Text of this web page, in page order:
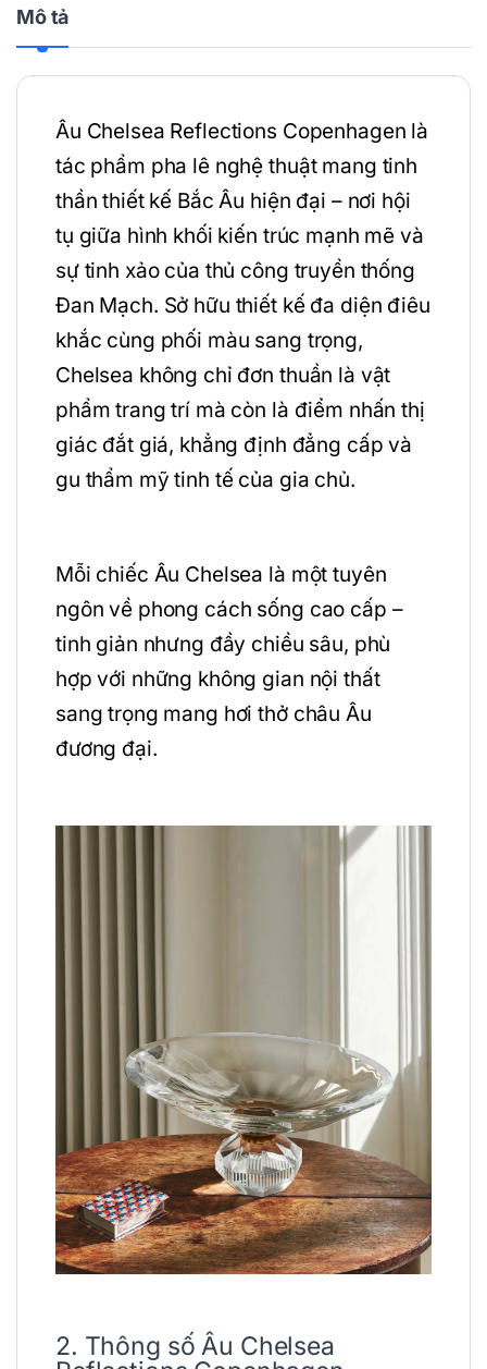
Mô tả
Âu Chelsea Reflections Copenhagen là
tác phẩm pha lê nghệ thuật mang tinh
thần thiết kế Bắc Âu hiện đại – nơi hội
tụ giữa hình khối kiến trúc mạnh mẽ và
sự tinh xảo của thủ công truyền thống
Đan Mạch. Sở hữu thiết kế đa diện điêu
khắc cùng phối màu sang trọng,
Chelsea không chỉ đơn thuần là vật
phẩm trang trí mà còn là điểm nhấn thị
giác đắt giá, khẳng định đẳng cấp và
gu thẩm mỹ tinh tế của gia chủ.
Mỗi chiếc Âu Chelsea là một tuyên
ngôn về phong cách sống cao cấp –
tinh giản nhưng đầy chiều sâu, phù
hợp với những không gian nội thất
sang trọng mang hơi thở châu Âu
đương đại.
2. Thông số Âu Chelsea